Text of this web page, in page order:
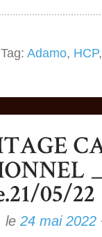
Tag: Adamo, HCP
le 24 mai 2022